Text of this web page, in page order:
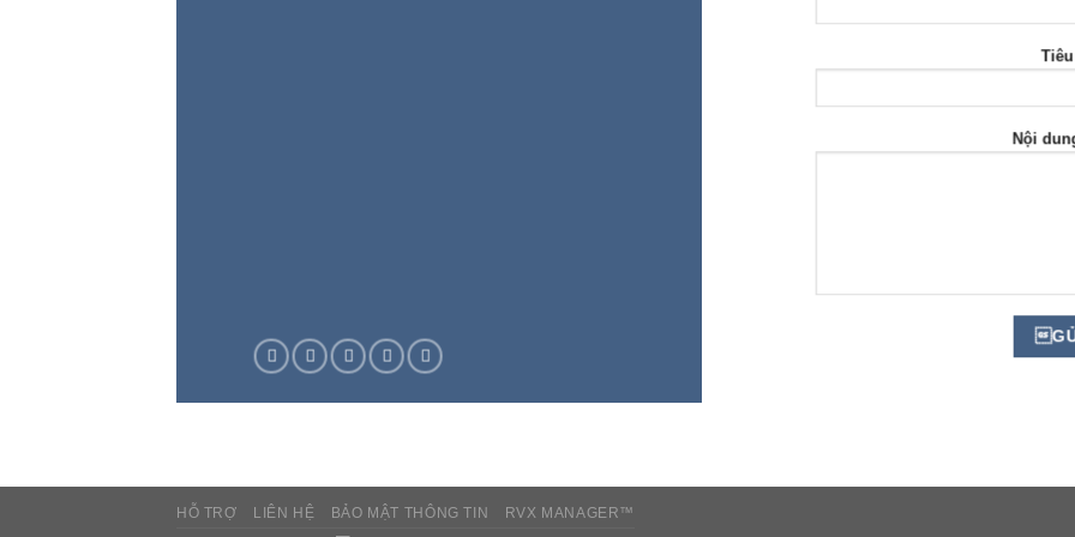
Nội
HỖ TRỢ LIÊN HỆ BẢO MẬT THÔNG TIN RVX MANAGER™